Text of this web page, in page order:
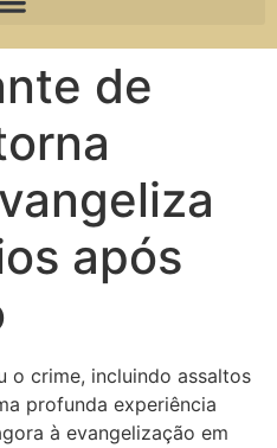
de
após
o crime, incluindo assaltos
profunda experiência
à evangelização em